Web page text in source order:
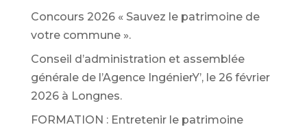
Concours 2026 « Sauvez le patrimoine de
votre commune ».
Conseil d’administration et assemblée
générale de l’Agence IngénierY’, le 26 février
2026 à Longnes.
FORMATION : Entretenir le patrimoine